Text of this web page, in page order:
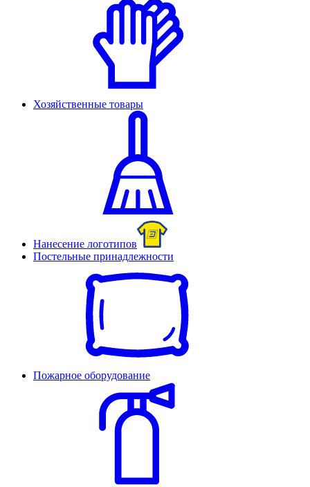
Хозяйственные товары
Нанесение логотипов
Постельные принадлежности
Пожарное оборудование